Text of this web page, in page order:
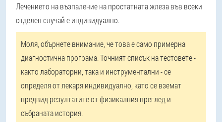
Лечението на възпаление на простатната жлеза във всеки
отделен случай е индивидуално.
Моля, обърнете внимание, че това е само примерна
диагностична програма. Точният списък на тестовете -
както лабораторни, така и инструментални - се
определя от лекаря индивидуално, като се вземат
предвид резултатите от физикалния преглед и
събраната история.